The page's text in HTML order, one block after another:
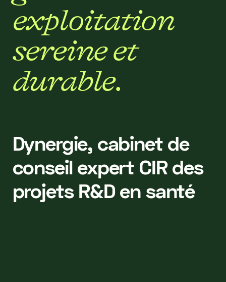
exploitation
sereine et
durable.
Dynergie, cabinet de
conseil expert CIR des
projets R&D en santé